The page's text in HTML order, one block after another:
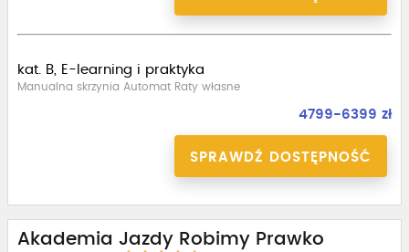
kat. B, E-learning i praktyka
Manualna skrzynia Automat Raty własne
4799-6399 zł
SPRAWDŹ DOSTĘPNOŚĆ
Akademia Jazdy Robimy Prawko